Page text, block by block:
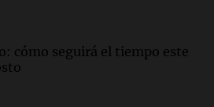
cómo seguirá el tiempo este